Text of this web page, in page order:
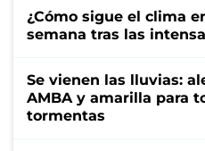
¿Cómo sigue el clima
semana tras las
Se vienen las lluvias:
AMBA y amarilla para
tormentas